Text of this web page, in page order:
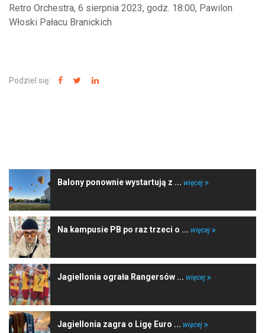
Retro Orchestra, 6 sierpnia 2023, godz. 18:00, Pawilon
Włoski Pałacu Branickich
Podziel się:
Balony ponownie wystartują z ... więcej
Na kampusie PB po raz trzeci o ... więcej
Jagiellonia ograła Rangersów ... więcej
Jagiellonia zagra o Ligę Euro ... więcej